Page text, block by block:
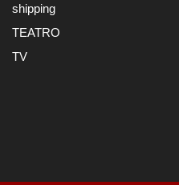
shipping
TEATRO
TV